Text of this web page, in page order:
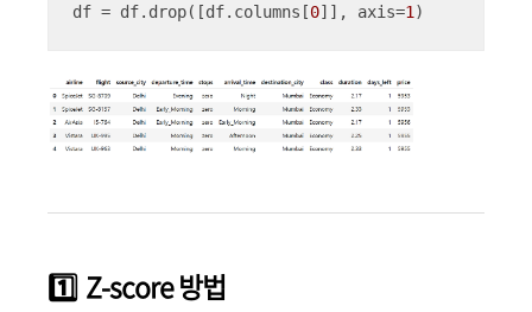
df = df.drop([df.columns[0]], axis=1 )
1️⃣ Z-score 방법